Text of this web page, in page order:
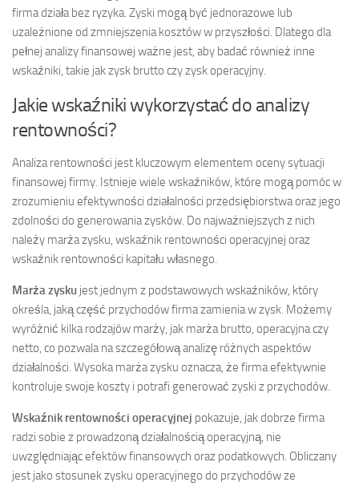
firma działa bez ryzyka. Zyski mogą być jednorazowe lub
uzależnione od zmniejszenia kosztów w przyszłości. Dlatego dla
pełnej analizy finansowej ważne jest, aby badać również inne
wskaźniki, takie jak zysk brutto czy zysk operacyjny.
Jakie wskaźniki wykorzystać do analizy
rentowności?
Analiza rentowności jest kluczowym elementem oceny sytuacji
finansowej firmy. Istnieje wiele wskaźników, które mogą pomóc w
zrozumieniu efektywności działalności przedsiębiorstwa oraz jego
zdolności do generowania zysków. Do najważniejszych z nich
należy marża zysku, wskaźnik rentowności operacyjnej oraz
wskaźnik rentowności kapitału własnego.
Marża zysku jest jednym z podstawowych wskaźników, który
określa, jaką część przychodów firma zamienia w zysk. Możemy
wyróżnić kilka rodzajów marży, jak marża brutto, operacyjna czy
netto, co pozwala na szczegółową analizę różnych aspektów
działalności. Wysoka marża zysku oznacza, że firma efektywnie
kontroluje swoje koszty i potrafi generować zyski z przychodów.
Wskaźnik rentowności operacyjnej pokazuje, jak dobrze firma
radzi sobie z prowadzoną działalnością operacyjną, nie
uwzględniając efektów finansowych oraz podatkowych. Obliczany
jest jako stosunek zysku operacyjnego do przychodów ze